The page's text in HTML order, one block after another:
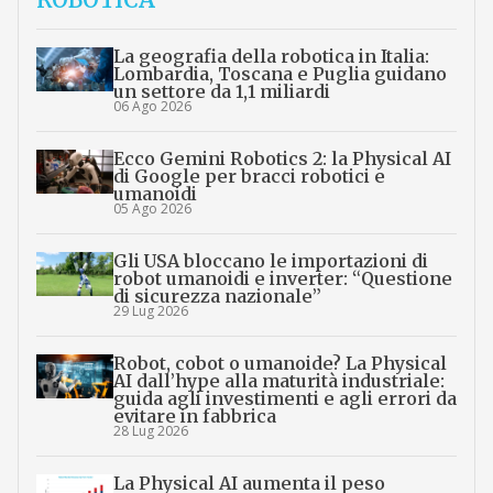
La geografia della robotica in Italia:
Lombardia, Toscana e Puglia guidano
un settore da 1,1 miliardi
06 Ago 2026
Ecco Gemini Robotics 2: la Physical AI
di Google per bracci robotici e
umanoidi
05 Ago 2026
Gli USA bloccano le importazioni di
robot umanoidi e inverter: “Questione
di sicurezza nazionale”
29 Lug 2026
Robot, cobot o umanoide? La Physical
AI dall’hype alla maturità industriale:
guida agli investimenti e agli errori da
evitare in fabbrica
28 Lug 2026
La Physical AI aumenta il peso